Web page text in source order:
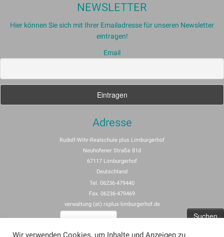
NEWSLETTER
Hier können Sie sich mit Ihrer Emailadresse für unseren Newsletter
eintragen!
Email
Adresse
Rudolf-Wihr-Realschule plus Limburgerhof
Neuhofener Straße 81d
67117 Limburgerhof
Deutschland
Tel. 06236-479440
Fax. 06236-479469
verwaltung (at) rsplus-limburgerhof.de
Wir verwenden Cookies, um Inhalte und Anzeigen zu